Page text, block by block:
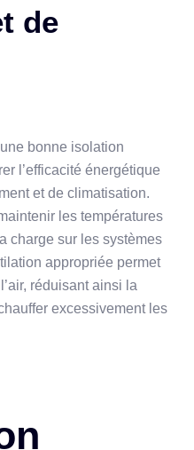
de
bonne isolation
l’efficacité énergétique
et de climatisation.
les températures
charge sur les systèmes
appropriée permet
réduisant ainsi la
excessivement les